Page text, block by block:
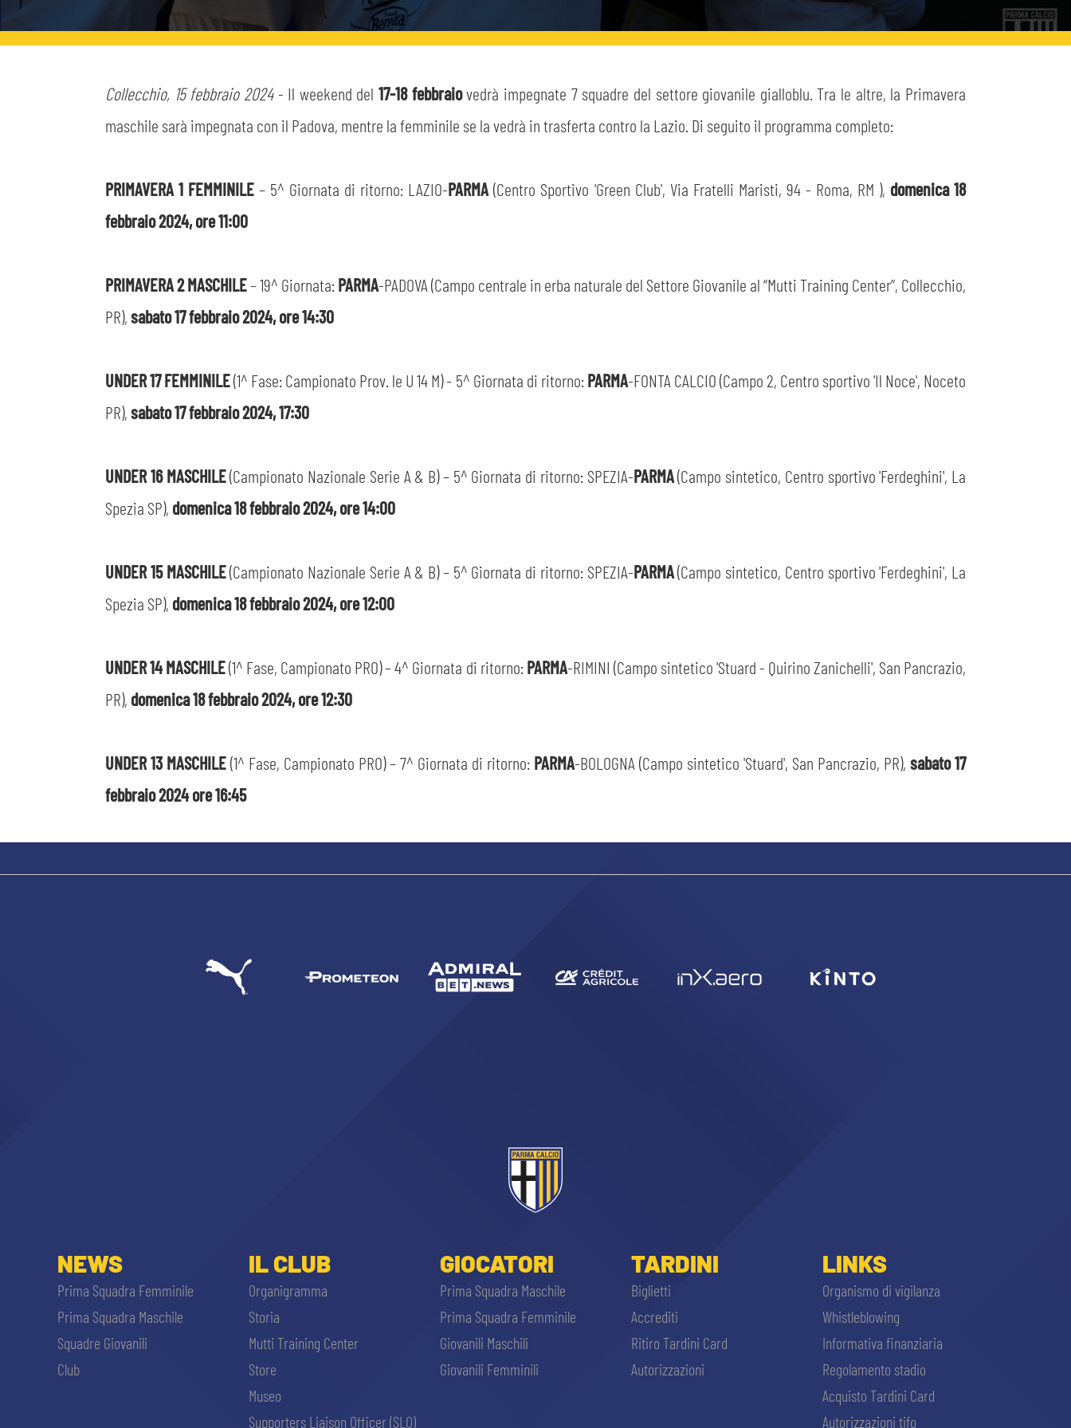
STORE
MUSEO
LAVORA CON NOI
MEDIA
Collecchio, 15 febbraio 2024- Il weekend del 17-18 febbraiovedrà impegnate 7 squadre del settore giovanile gialloblu. Tra le altre, la Primavera
maschile sarà impegnata con il Padova, mentre la femminile se la vedrà in trasferta contro la Lazio. Di seguito il programma completo:
PRIMAVERA 1 FEMMINILE – 5^ Giornata di ritorno: LAZIO-PARMA(Centro Sportivo 'Green Club', Via Fratelli Maristi, 94 - Roma, RM ), domenica 18
febbraio 2024, ore 11:00
PRIMAVERA 2 MASCHILE– 19^ Giornata:PARMA-PADOVA (Campo centrale in erba naturale del Settore Giovanile al “Mutti Training Center”, Collecchio,
PR),sabato 17 febbraio 2024, ore 14:30
UNDER 17 FEMMINILE(1^ Fase: Campionato Prov. le U 14 M) - 5^ Giornata di ritorno:PARMA-FONTA CALCIO (Campo 2, Centro sportivo 'Il Noce', Noceto
PR),sabato 17 febbraio 2024, 17:30
UNDER 16 MASCHILE(Campionato Nazionale Serie A & B) – 5^ Giornata di ritorno: SPEZIA-PARMA(Campo sintetico, Centro sportivo 'Ferdeghini', La
Spezia SP), domenica 18 febbraio 2024, ore 14:00
UNDER 15 MASCHILE(Campionato Nazionale Serie A & B) – 5^ Giornata di ritorno: SPEZIA-PARMA(Campo sintetico, Centro sportivo 'Ferdeghini', La
Spezia SP), domenica 18 febbraio 2024, ore 12:00
UNDER 14 MASCHILE(1^ Fase, Campionato PRO) – 4^ Giornata di ritorno:PARMA-RIMINI (Campo sintetico 'Stuard - Quirino Zanichelli', San Pancrazio,
PR), domenica 18 febbraio 2024, ore 12:30
UNDER 13 MASCHILE(1^ Fase, Campionato PRO) – 7^ Giornata di ritorno: PARMA-BOLOGNA (Campo sintetico 'Stuard', San Pancrazio, PR), sabato 17
febbraio 2024 ore 16:45
NEWS
Prima Squadra Femminile
Prima Squadra Maschile
Squadre Giovanili
Club
IL CLUB
Organigramma
Storia
Mutti Training Center
Store
Museo
Supporters Liaison Officer (SLO)
GIOCATORI
Prima Squadra Maschile
Prima Squadra Femminile
Giovanili Maschili
Giovanili Femminili
TARDINI
Biglietti
Accrediti
Ritiro Tardini Card
Autorizzazioni
LINKS
Organismo di vigilanza
Whistleblowing
Informativa finanziaria
Regolamento stadio
Acquisto Tardini Card
Autorizzazioni tifo